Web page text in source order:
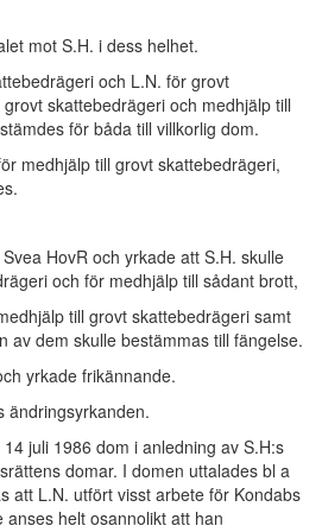
mot S.H. i dess helhet.
och L.N. för grovt
skattebedrägeri och medhjälp till
för båda till villkorlig dom.
medhjälp till grovt skattebedrägeri,
HovR och yrkade att S.H. skulle
och för medhjälp till sådant brott,
till grovt skattebedrägeri samt
av dem skulle bestämmas till fängelse.
yrkade frikännande.
ändringsyrkanden.
juli 1986 dom i anledning av S.H:s
domar. I domen uttalades bl a
att L.N. utfört visst arbete för Kondabs
helt osannolikt att han